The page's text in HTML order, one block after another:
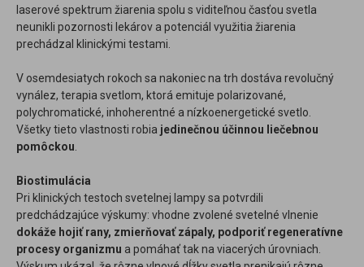
laserové spektrum žiarenia spolu s viditeľnou časťou svetla
neunikli pozornosti lekárov a potenciál využitia žiarenia
prechádzal klinickými testami.
V osemdesiatych rokoch sa nakoniec na trh dostáva revolučný
vynález, terapia svetlom, ktorá emituje polarizované,
polychromatické, inhoherentné a nízkoenergetické svetlo.
Všetky tieto vlastnosti robia jedinečnou účinnou liečebnou
pomôckou
Biostimulácia
Pri klinických testoch svetelnej lampy sa potvrdili
predchádzajúce výskumy: vhodne zvolené svetelné vlnenie
dokáže hojiť rany, zmierňovať zápaly, podporiť regeneratívne
procesy organizmu a pomáhať tak na viacerých úrovniach.